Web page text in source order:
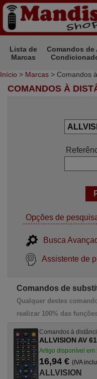
Lista de
Marcas
Comandos de
Início > Marcas > Comandos
COMANDOS À
Opções de
Busca
Assistente de
Comandos de
Qualquer destes
realizar 100% das
Comandos à
ALLVISION AV
Artigo disponível em
16,94 € (IVA
ALLVISION